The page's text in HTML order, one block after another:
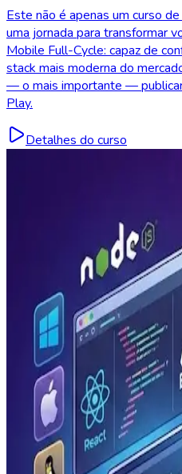
Este não é apenas um curso
uma jornada para transformar
Mobile Full-Cycle: capaz de
stack mais moderna do
— o mais importante —
Play.
Detalhes do curso